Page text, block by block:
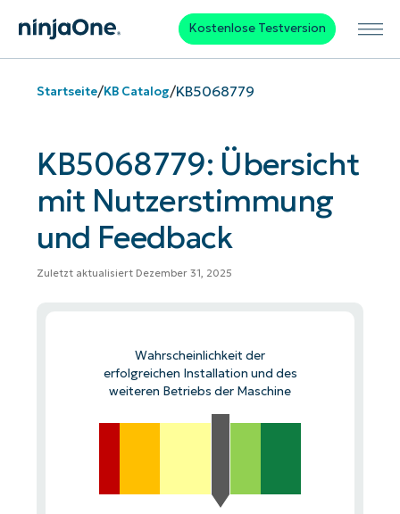
Kostenlose Testversion
Startseite/KB Catalog/KB5068779
KB5068779: Übersicht
mit Nutzerstimmung
und Feedback
Zuletzt aktualisiert Dezember 31, 2025
Wahrscheinlichkeit der
erfolgreichen Installation und des
weiteren Betriebs der Maschine